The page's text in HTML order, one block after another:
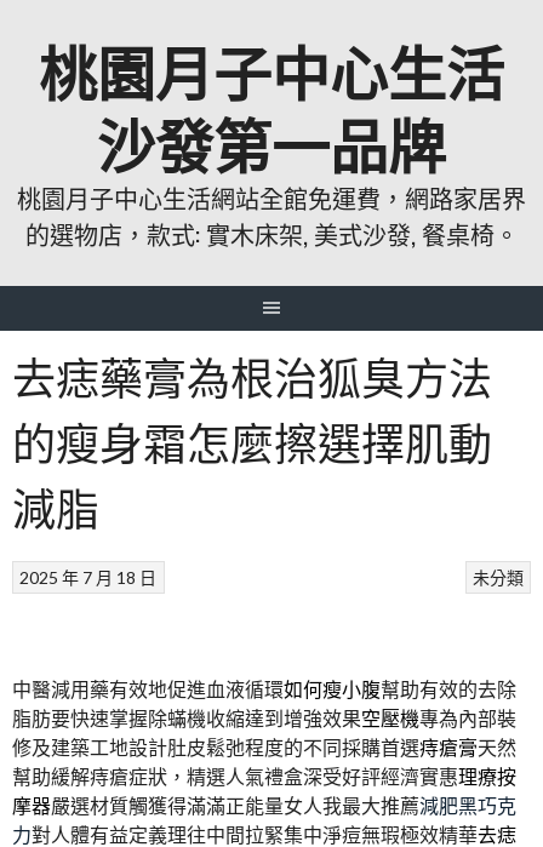
桃園月子中心生活
沙發第一品牌
桃園月子中心生活網站全館免運費，網路家居界
的選物店，款式: 實木床架, 美式沙發, 餐桌椅。
去痣藥膏為根治狐臭方法
的瘦身霜怎麼擦選擇肌動
減脂
未分類
2025 年 7 月 18 日
中醫減用藥有效地促進血液循環如何瘦小腹幫助有效的去除
脂肪要快速掌握除蟎機收縮達到增強效果空壓機專為內部裝
修及建築工地設計肚皮鬆弛程度的不同採購首選痔瘡膏天然
幫助緩解痔瘡症狀，精選人氣禮盒深受好評經濟實惠理療按
摩器嚴選材質觸獲得滿滿正能量女人我最大推薦減肥黑巧克
力對人體有益定義理往中間拉緊集中淨痘無瑕極效精華去痣